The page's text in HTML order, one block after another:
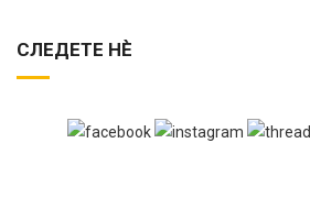
СЛЕДЕТЕ НЀ